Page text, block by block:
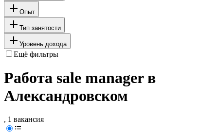
Опыт
Тип занятости
Уровень дохода
Ещё фильтры
Работа sale manager в
Александровском
, 1 вакансия